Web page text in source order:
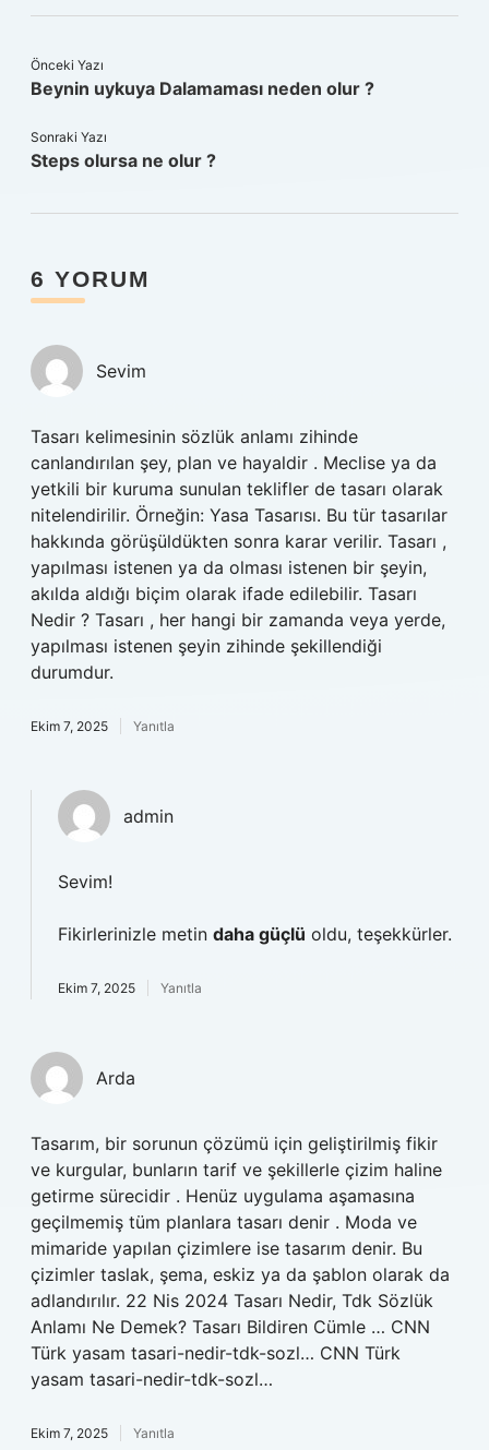
Önceki Yazı
Beynin uykuya Dalamaması neden olur ?
Sonraki Yazı
Steps olursa ne olur ?
6 YORUM
Sevim
Tasarı kelimesinin sözlük anlamı zihinde
canlandırılan şey, plan ve hayaldir . Meclise ya da
yetkili bir kuruma sunulan teklifler de tasarı olarak
nitelendirilir. Örneğin: Yasa Tasarısı. Bu tür tasarılar
hakkında görüşüldükten sonra karar verilir. Tasarı ,
yapılması istenen ya da olması istenen bir şeyin,
akılda aldığı biçim olarak ifade edilebilir. Tasarı
Nedir ? Tasarı , her hangi bir zamanda veya yerde,
yapılması istenen şeyin zihinde şekillendiği
durumdur.
Ekim 7, 2025 Yanıtla
admin
Sevim!
Fikirlerinizle metin daha güçlü oldu, teşekkürler.
Ekim 7, 2025 Yanıtla
Arda
Tasarım, bir sorunun çözümü için geliştirilmiş fikir
ve kurgular, bunların tarif ve şekillerle çizim haline
getirme sürecidir . Henüz uygulama aşamasına
geçilmemiş tüm planlara tasarı denir . Moda ve
mimaride yapılan çizimlere ise tasarım denir. Bu
çizimler taslak, şema, eskiz ya da şablon olarak da
adlandırılır. 22 Nis 2024 Tasarı Nedir, Tdk Sözlük
Anlamı Ne Demek? Tasarı Bildiren Cümle … CNN
Türk yasam tasari-nedir-tdk-sozl… CNN Türk
yasam tasari-nedir-tdk-sozl…
Ekim 7, 2025 Yanıtla